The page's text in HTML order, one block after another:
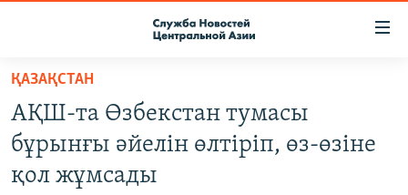
Вернуться
основному
содержанию
Вернутся
ПОДПИСКА
КОНТАКТЫ
ҚАЗАҚСТАН
АҚШ-та Өзбекстан тумасы
бұрынғы әйелін өлтіріп, өз-өзіне
қол жұмсады